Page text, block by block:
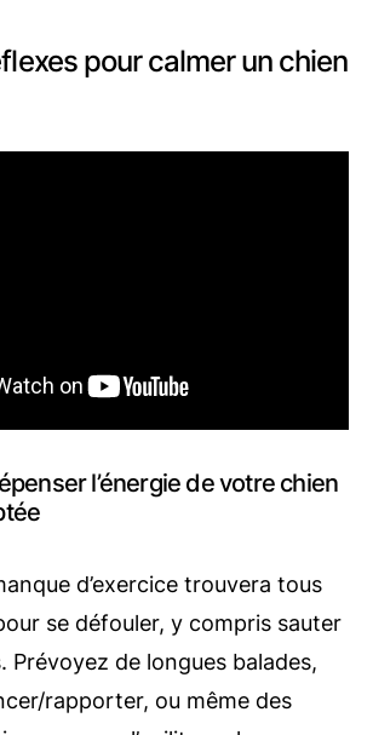
pour calmer un chien
l’énergie de votre chien
d’exercice trouvera tous
se défouler, y compris sauter
Prévoyez de longues balades,
rapporter, ou même des